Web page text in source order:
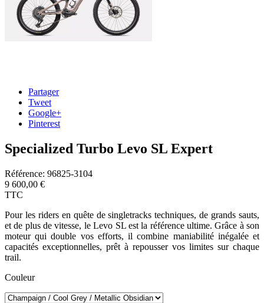
Partager
Tweet
Google+
Pinterest
Specialized Turbo Levo SL Expert
Référence: 96825-3104
9 600,00 €
TTC
Pour les riders en quête de singletracks techniques, de grands sauts,
et de plus de vitesse, le Levo SL est la référence ultime. Grâce à son
moteur qui double vos efforts, il combine maniabilité inégalée et
capacités exceptionnelles, prêt à repousser vos limites sur chaque
trail.
Couleur